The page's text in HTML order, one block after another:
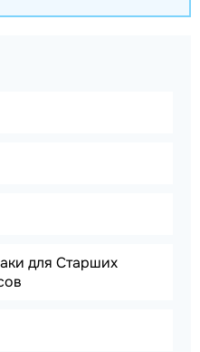
для Старших